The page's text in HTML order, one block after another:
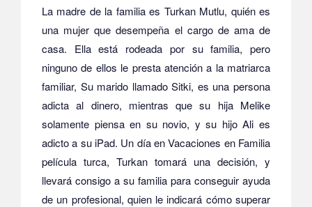
La madre de la familia es Turkan Mutlu, quién es
una mujer que desempeña el cargo de ama de
casa. Ella está rodeada por su familia, pero
ninguno de ellos le presta atención a la matriarca
familiar, Su marido llamado Sitki, es una persona
adicta al dinero, mientras que su hija Melike
solamente piensa en su novio, y su hijo Ali es
adicto a su iPad. Un día en Vacaciones en Familia
película turca, Turkan tomará una decisión, y
llevará consigo a su familia para conseguir ayuda
de un profesional, quien le indicará cómo superar